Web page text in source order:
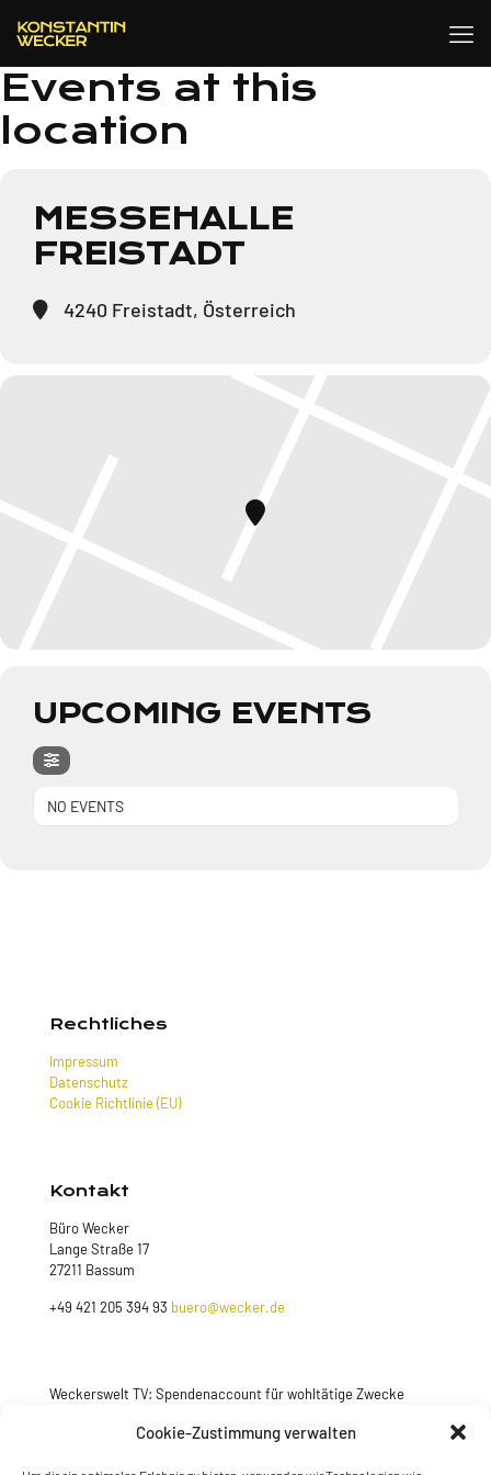
Cookie-Zustimmung verwalten
Events at this
location
MESSEHALLE
FREISTADT
4240 Freistadt, Österreich
UPCOMING EVENTS
NO EVENTS
Rechtliches
Impressum
Datenschutz
Cookie Richtlinie (EU)
Kontakt
Büro Wecker
Lange Straße 17
27211 Bassum
+49 421 205 394 93 buero@wecker.de
Weckerswelt TV: Spendenaccount für wohltätige Zwecke
Jetzt spenden